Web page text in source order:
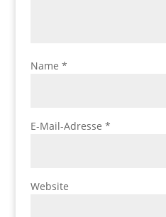
Name *
E-Mail-Adresse *
Website